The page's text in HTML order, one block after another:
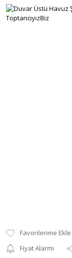
Fiyat Alarmı